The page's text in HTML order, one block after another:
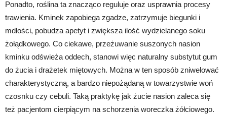
Ponadto, roślina ta znacząco reguluje oraz usprawnia procesy
trawienia. Kminek zapobiega zgadze, zatrzymuje biegunki i
mdłości, pobudza apetyt i zwiększa ilość wydzielanego soku
żołądkowego. Co ciekawe, przeżuwanie suszonych nasion
kminku odświeża oddech, stanowi więc naturalny substytut gum
do żucia i drażetek miętowych. Można w ten sposób zniwelować
charakterystyczną, a bardzo niepożądaną w towarzystwie woń
czosnku czy cebuli. Taką praktykę jak żucie nasion zaleca się
też pacjentom cierpiącym na schorzenia woreczka żółciowego.